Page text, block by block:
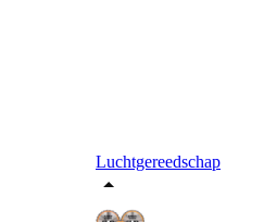
Luchtgereedschap